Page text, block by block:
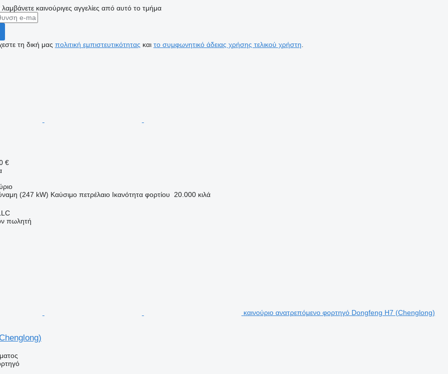
λαμβάνετε καινούριγες αγγελίες από αυτό το τμήμα
τη δική μας πολιτική εμπιστευτικότητας και το συμφωνητικό άδειας χρήσης τελικού χρήστη
€
(247 kW) Καύσιμο πετρέλαιο Ικανότητα φορτίου
20.000 κιλά
πωλητή
καινούριο ανατρεπόμενο φορτηγό Dongfeng H7 (Chenglong)